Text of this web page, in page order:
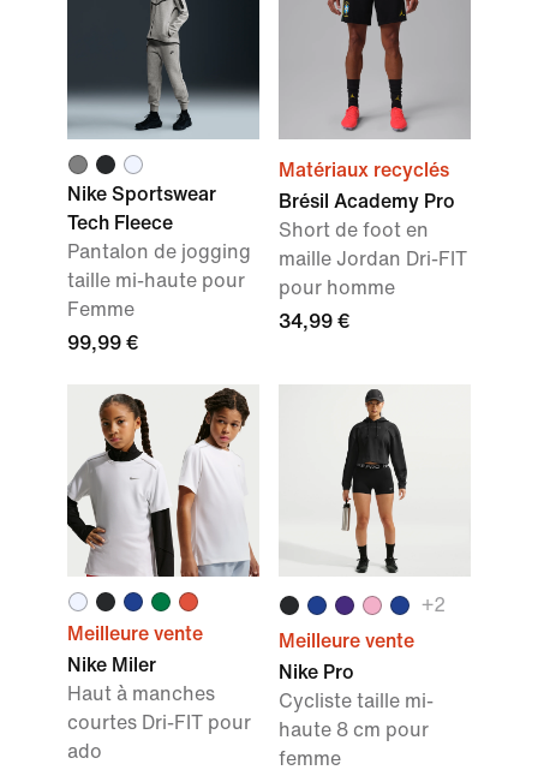
Nike Sportswear
Tech Fleece
Pantalon de jogging
taille mi-haute pour
Femme
99,99 €
Matériaux recyclés
Brésil Academy Pro
Short de foot en
maille Jordan Dri-FIT
pour homme
34,99 €
Meilleure vente
Nike Miler
Haut à manches
courtes Dri-FIT pour
ado
+2
Meilleure vente
Nike Pro
Cycliste taille mi-
haute 8 cm pour
femme